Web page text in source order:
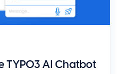
TYPO3 AI Chatbot